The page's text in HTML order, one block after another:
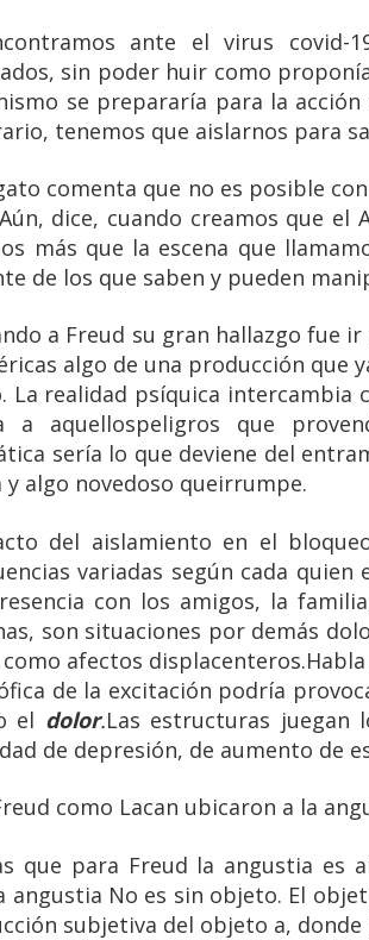
ante el virus covid-
sin poder huir como
se prepararía para la
tenemos que aislarnos para
comenta que no es posible
dice, cuando creamos que
más que la escena que
de los que saben y pueden
a Freud su gran hallazgo fue
algo de una producción que
La realidad psíquica intercambia
a aquellospeligros que
sería lo que deviene del
algo novedoso queirrumpe.
del aislamiento en el
variadas según cada
con los amigos, la
son situaciones por demás
afectos
de la excitación podría
el dolor.Las estructuras juegan
de depresión, de aumento de
como Lacan ubicaron a la
que para Freud la angustia es
angustia No es sin objeto. El
subjetiva del objeto a, donde